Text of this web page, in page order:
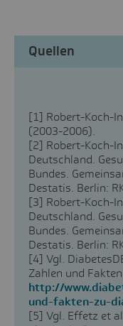
Quellen
[1] Robert-Koch-
(2003-2006).
[2] Robert-Koch-
Deutschland.
Bundes.
Destatis. Berlin:
[3] Robert-Koch-
Deutschland.
Bundes.
Destatis. Berlin:
[4] Vgl.
Zahlen und
http://
und-fakten-zu-
[5] Vgl. Effetz et